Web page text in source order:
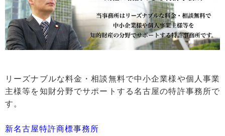
リーズナブルな料金・相談無料で中小企業様や個人事業
主様等を知財分野でサポートする名古屋の特許事務所で
す。
新名古屋特許商標事務所